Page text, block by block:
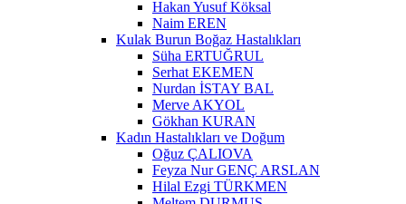
Hakan Yusuf Köksal
Naim EREN
Kulak Burun Boğaz Hastalıkları
Süha ERTUĞRUL
Serhat EKEMEN
Nurdan İSTAY BAL
Merve AKYOL
Gökhan KURAN
Kadın Hastalıkları ve Doğum
Oğuz ÇALIOVA
Feyza Nur GENÇ ARSLAN
Hilal Ezgi TÜRKMEN